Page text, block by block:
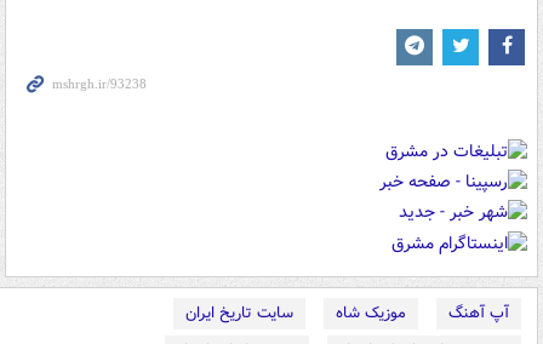
آپ آهنگ موزیک شاه
سایت تاریخ ایران